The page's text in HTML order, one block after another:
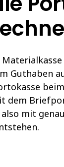
Guthaben
dem
mit